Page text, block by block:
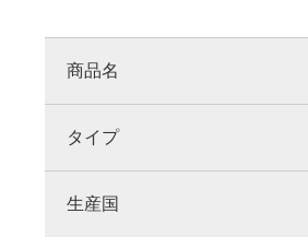
商品名
タイプ
生産国